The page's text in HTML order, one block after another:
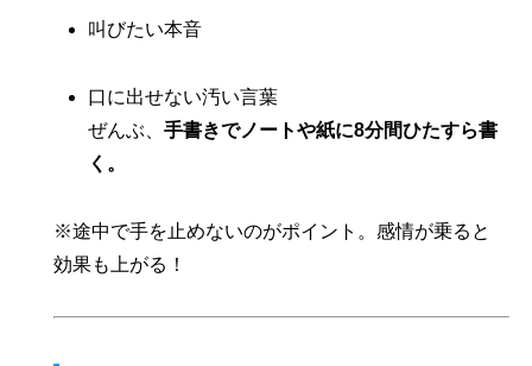
叫びたい本音
口に出せない汚い言葉
ぜんぶ、手書きでノートや紙に8分間ひたすら書
く。
※途中で手を止めないのがポイント。感情が乗ると
効果も上がる！